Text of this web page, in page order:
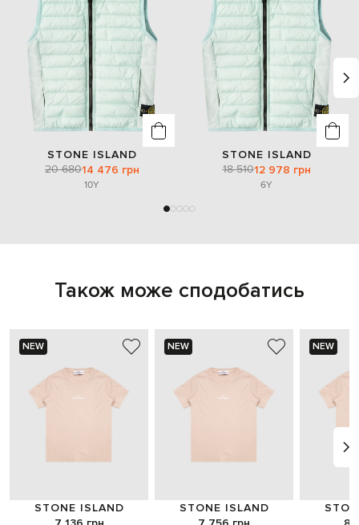
STONE ISLAND
20 68014 476 грн
10Y
STONE ISLAND
18 51012 978 грн
6Y
Також може сподобатись
NEW
STONE ISLAND
NEW
STONE ISLAND
NEW